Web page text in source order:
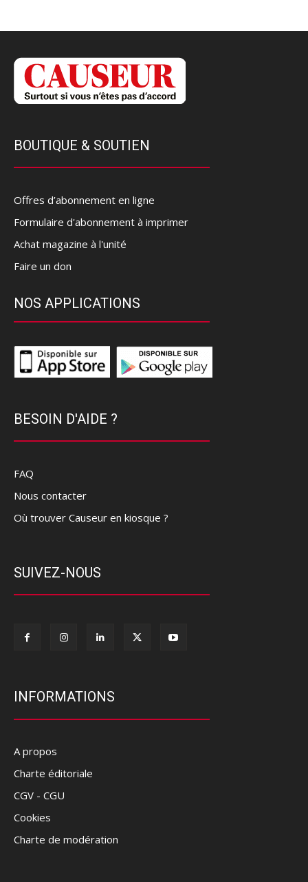
BOUTIQUE & SOUTIEN
Offres d’abonnement en ligne
Formulaire d'abonnement à imprimer
Achat magazine à l'unité
Faire un don
NOS APPLICATIONS
BESOIN D'AIDE ?
FAQ
Nous contacter
Où trouver Causeur en kiosque ?
SUIVEZ-NOUS
INFORMATIONS
A propos
Charte éditoriale
CGV - CGU
Cookies
Charte de modération